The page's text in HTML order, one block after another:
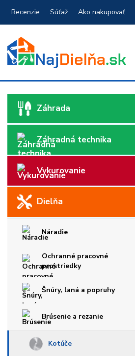
Recenzie Súťaž Ako nakupovať
Záhrada
Záhradná technika
Vykurovanie
Dielňa
Náradie
Ochranné pracovné
prostriedky
Šnúry, laná a popruhy
Brúsenie a rezanie
Kotúče